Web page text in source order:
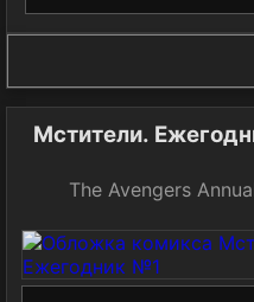
Мстители.
The Avengers